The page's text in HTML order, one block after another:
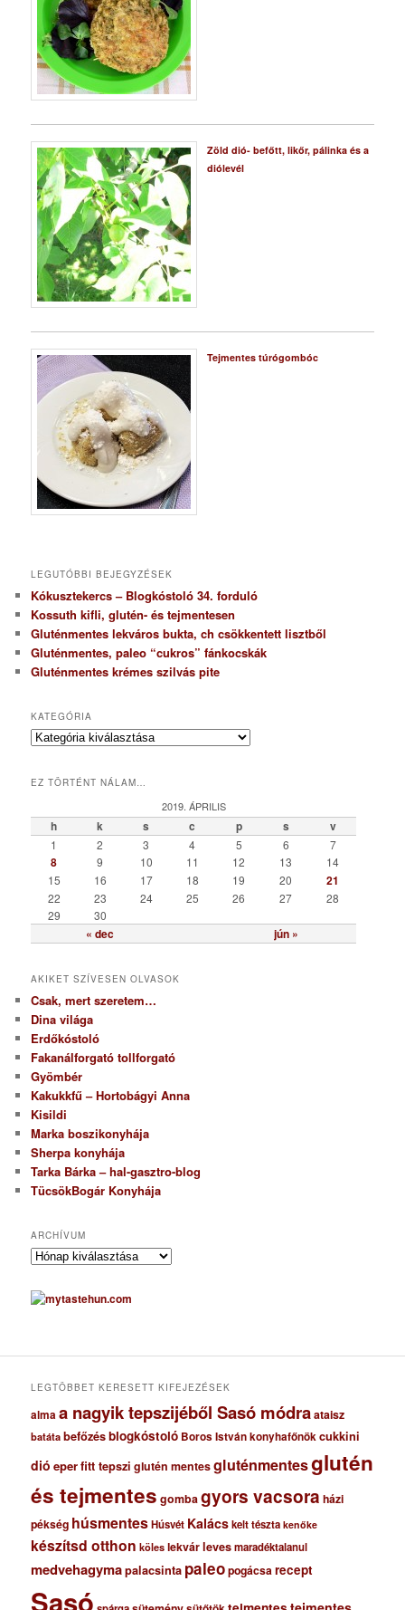
Zöld dió- befőtt, likőr, pálinka és a
diólevél
Tejmentes túrógombóc
LEGUTÓBBI BEJEGYZÉSEK
Kókusztekercs – Blogkóstoló 34. forduló
Kossuth kifli, glutén- és tejmentesen
Gluténmentes lekváros bukta, ch csökkentett lisztből
Gluténmentes, paleo “cukros” fánkocskák
Gluténmentes krémes szilvás pite
KATEGÓRIA
K
e
ó
r
EZ TÖRTÉNT NÁLAM…
2019. ÁPRILIS
h k s c p s v
« dec jún »
1 2 3 4 5 6 7
8 9 10 11 12 13
14
15
16 17 18 19 20 21
22 23 24 25 26 27
28
29
30
AKIKET SZÍVESEN OLVASOK
Csak, mert szeretem…
Dina világa
Erdőkóstoló
Fakanálforgató tollforgató
Gyömbér
Kakukkfű – Hortobágyi Anna
Kisildi
Marka boszikonyhája
Sherpa konyhája
Tarka Bárka – hal-gasztro-blog
TücsökBogár Konyhája
ARCHÍVUM
A
c
h
u
LEGTÖBBET KERESETT KIFEJEZÉSEK
almaa nagyik tepszijéből Sasó módraataisz
batáta befőzésblogkóstoló Boros István konyhafőnökcukkini
dió eperfitt tepszi glutén mentesgluténmentesglutén
és tejmentes gombagyors vacsora házi
pékség húsmentesHúsvét Kalácskelt tészta kenőke
készítsd otthon köles lekvárlevesmaradéktalanul
medvehagymapalacsinta paleopogácsarecept
Sasó